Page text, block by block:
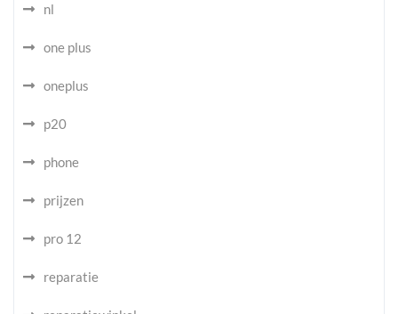
nl
one plus
oneplus
p20
phone
prijzen
pro 12
reparatie